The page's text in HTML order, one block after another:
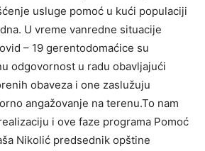
usluge pomoć u kući populaciji
U vreme vanredne situacije
– 19 gerentodomaćice su
odgovornost u radu obavljajući
obaveza i one zaslužuju
angažovanje na terenu.To nam
i ove faze programa Pomoć
Nikolić predsednik opštine